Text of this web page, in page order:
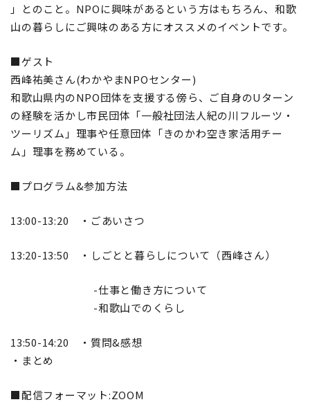
」とのこと。NPOに興味があるという方はもちろん、和歌
山の暮らしにご興味のある方にオススメのイベントです。
■ゲスト
西峰祐美さん(わかやまNPOセンター)
和歌山県内のNPO団体を支援する傍ら、ご自身のUターン
の経験を活かし市民団体「一般社団法人紀の川フルーツ・
ツーリズム」理事や任意団体「きのかわ空き家活用チー
ム」理事を務めている。
■プログラム&参加方法
13:00-13:20 ・ごあいさつ
13:20-13:50 ・しごとと暮らしについて（西峰さん）
-仕事と働き方について
-和歌山でのくらし
13:50-14:20 ・質問&感想
・まとめ
■配信フォーマット:ZOOM